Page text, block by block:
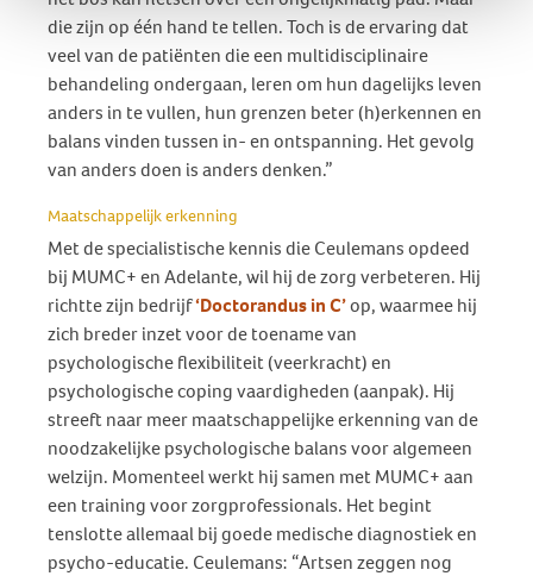
die zijn op één hand te tellen. Toch is de ervaring dat
veel van de patiënten die een multidisciplinaire
behandeling ondergaan, leren om hun dagelijks leven
anders in te vullen, hun grenzen beter (h)erkennen en
balans vinden tussen in- en ontspanning. Het gevolg
van anders doen is anders denken.”
Maatschappelijk erkenning
Met de specialistische kennis die Ceulemans opdeed
bij MUMC+ en Adelante, wil hij de zorg verbeteren. Hij
richtte zijn bedrijf‘Doctorandus in C’op, waarmee hij
zich breder inzet voor de toename van
psychologische flexibiliteit (veerkracht) en
psychologische coping vaardigheden (aanpak). Hij
streeft naar meer maatschappelijke erkenning van de
noodzakelijke psychologische balans voor algemeen
welzijn. Momenteel werkt hij samen met MUMC+ aan
een training voor zorgprofessionals. Het begint
tenslotte allemaal bij goede medische diagnostiek en
psycho-educatie. Ceulemans: “Artsen zeggen nog